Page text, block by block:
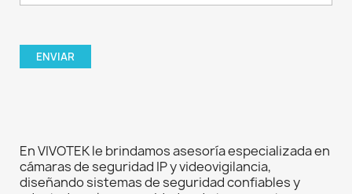
En VIVOTEK le brindamos asesoría especializada en
cámaras de seguridad IP y videovigilancia,
diseñando sistemas de seguridad confiables y